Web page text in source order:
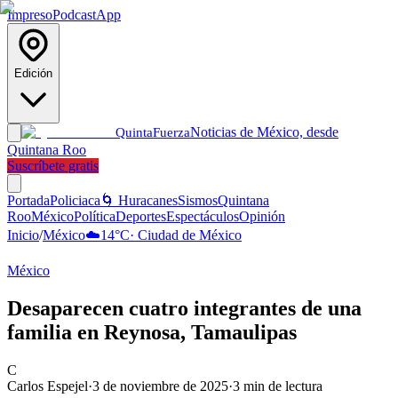
ImpresoPodcastApp
Edición
QuintaFuerzaNoticias de México, desde
Quintana Roo
Suscríbete gratis
PortadaPoliciaca 🌀 HuracanesSismosQuintana
RooMéxicoPolíticaDeportesEspectáculosOpinión
Inicio/México☁️14°C· Ciudad de México
México
Desaparecen cuatro integrantes de una
familia en Reynosa, Tamaulipas
C
Carlos Espejel·3 de noviembre de 2025·3 min de lectura